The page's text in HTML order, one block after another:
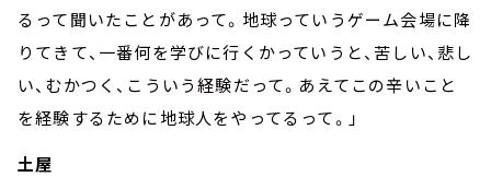
るって聞いたことがあって。地球っていうゲーム会場に降
りてきて、一番何を学びに行くかっていうと、苦しい、悲し
い、むかつく、こういう経験だって。あえてこの辛いこと
を経験するために地球人をやってるって。」
土屋